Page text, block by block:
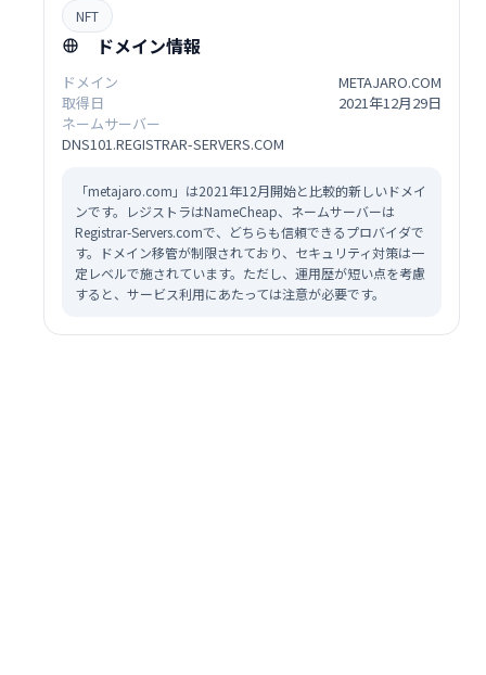
NFT
ドメイン情報
ドメイン
METAJARO.COM
取得日
2021年12月29日
ネームサーバー
DNS101.REGISTRAR-SERVERS.COM
「metajaro.com」は2021年12月開始と比較的新しいドメイ
ンです。レジストラはNameCheap、ネームサーバーは
Registrar-Servers.comで、どちらも信頼できるプロバイダで
す。ドメイン移管が制限されており、セキュリティ対策は一
定レベルで施されています。ただし、運用歴が短い点を考慮
すると、サービス利用にあたっては注意が必要です。